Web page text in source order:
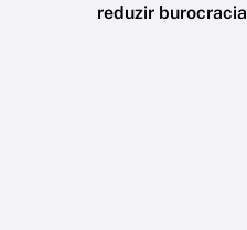
reduzir burocracia